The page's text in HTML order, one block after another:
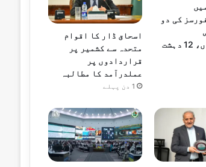
کی دو
کارروائیاں، 12 دہشت
اسحاق ڈار کا اقوام
متحدہ سے کشمیر پر
قراردادوں پر
عملدرآمد کا مطالبہ
1 دن پہلے